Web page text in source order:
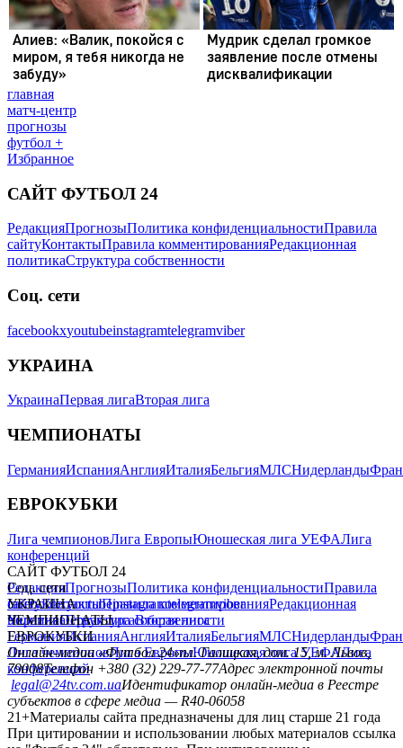
главная
матч-центр
прогнозы
футбол +
Избранное
САЙТ ФУТБОЛ 24
РедакцияПрогнозыПолитика конфиденциальностиПравила
сайтуКонтактыПравила комментированияРедакционная
политикаСтруктура собственности
Соц. сети
facebookxyoutubeinstagramtelegramviber
УКРАИНА
УкраинаПервая лигаВторая лига
ЧЕМПИОНАТЫ
ГерманияИспанияАнглияИталияБельгияМЛСНидерланды
ЕВРОКУБКИ
Лига чемпионовЛига ЕвропыЮношеская лига УЕФАЛига
конференций
САЙТ ФУТБОЛ 24
РедакцияПрогнозыПолитика конфиденциальностиПравила
сайтуКонтактыПравила комментированияРедакционная
политикаСтруктура собственности
Соц. сети
facebookxyoutubeinstagramtelegramviber
УКРАИНА
УкраинаПервая лигаВторая лига
ЧЕМПИОНАТЫ
ГерманияИспанияАнглияИталияБельгияМЛСНидерланды
ЕВРОКУБКИ
Лига чемпионовЛига ЕвропыЮношеская лига УЕФАЛига
конференций
Онлайн-медиа «Футбол 24»пл. Галицкая, дом. 15, м. Львов,
79008Телефон +380 (32) 229-77-77Адрес электронной почты
legal@24tv.com.uaИдентификатор онлайн-медиа в Реестре
субъектов в сфере медиа — R40-06058
21+Материалы сайта предназначены для лиц старше 21 года
При цитировании и использовании любых материалов ссылка